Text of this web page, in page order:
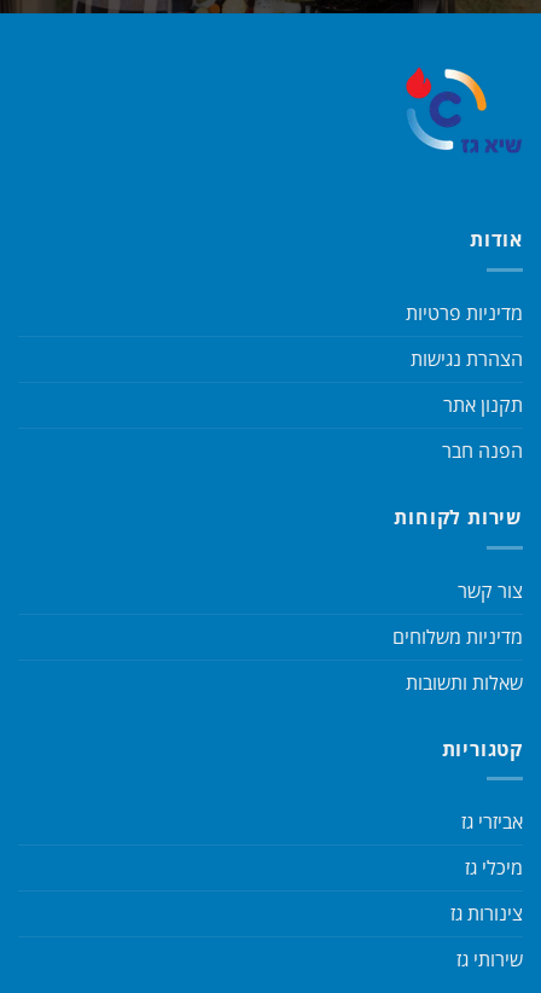
אודות
מדיניות פרטיות
הצהרת נגישות
תקנון אתר
הפנה חבר
שירות לקוחות
צור קשר
מדיניות משלוחים
שאלות ותשובות
קטגוריות
אביזרי גז
מיכלי גז
צינורות גז
שירותי גז